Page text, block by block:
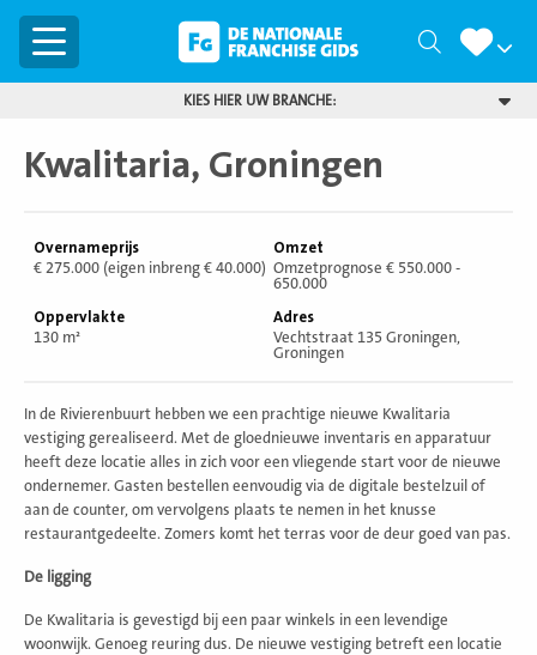
Menu Zoeken
KIES HIER UW BRANCHE:
Kwalitaria, Groningen
Overnameprijs
€ 275.000 (eigen inbreng € 40.000)
Omzet
Omzetprognose € 550.000 -
650.000
Oppervlakte
130 m²
Adres
Vechtstraat 135 Groningen,
Groningen
In de Rivierenbuurt hebben we een prachtige nieuwe Kwalitaria
vestiging gerealiseerd. Met de gloednieuwe inventaris en apparatuur
heeft deze locatie alles in zich voor een vliegende start voor de nieuwe
ondernemer. Gasten bestellen eenvoudig via de digitale bestelzuil of
aan de counter, om vervolgens plaats te nemen in het knusse
restaurantgedeelte. Zomers komt het terras voor de deur goed van pas.
De ligging
De Kwalitaria is gevestigd bij een paar winkels in een levendige
woonwijk. Genoeg reuring dus. De nieuwe vestiging betreft een locatie